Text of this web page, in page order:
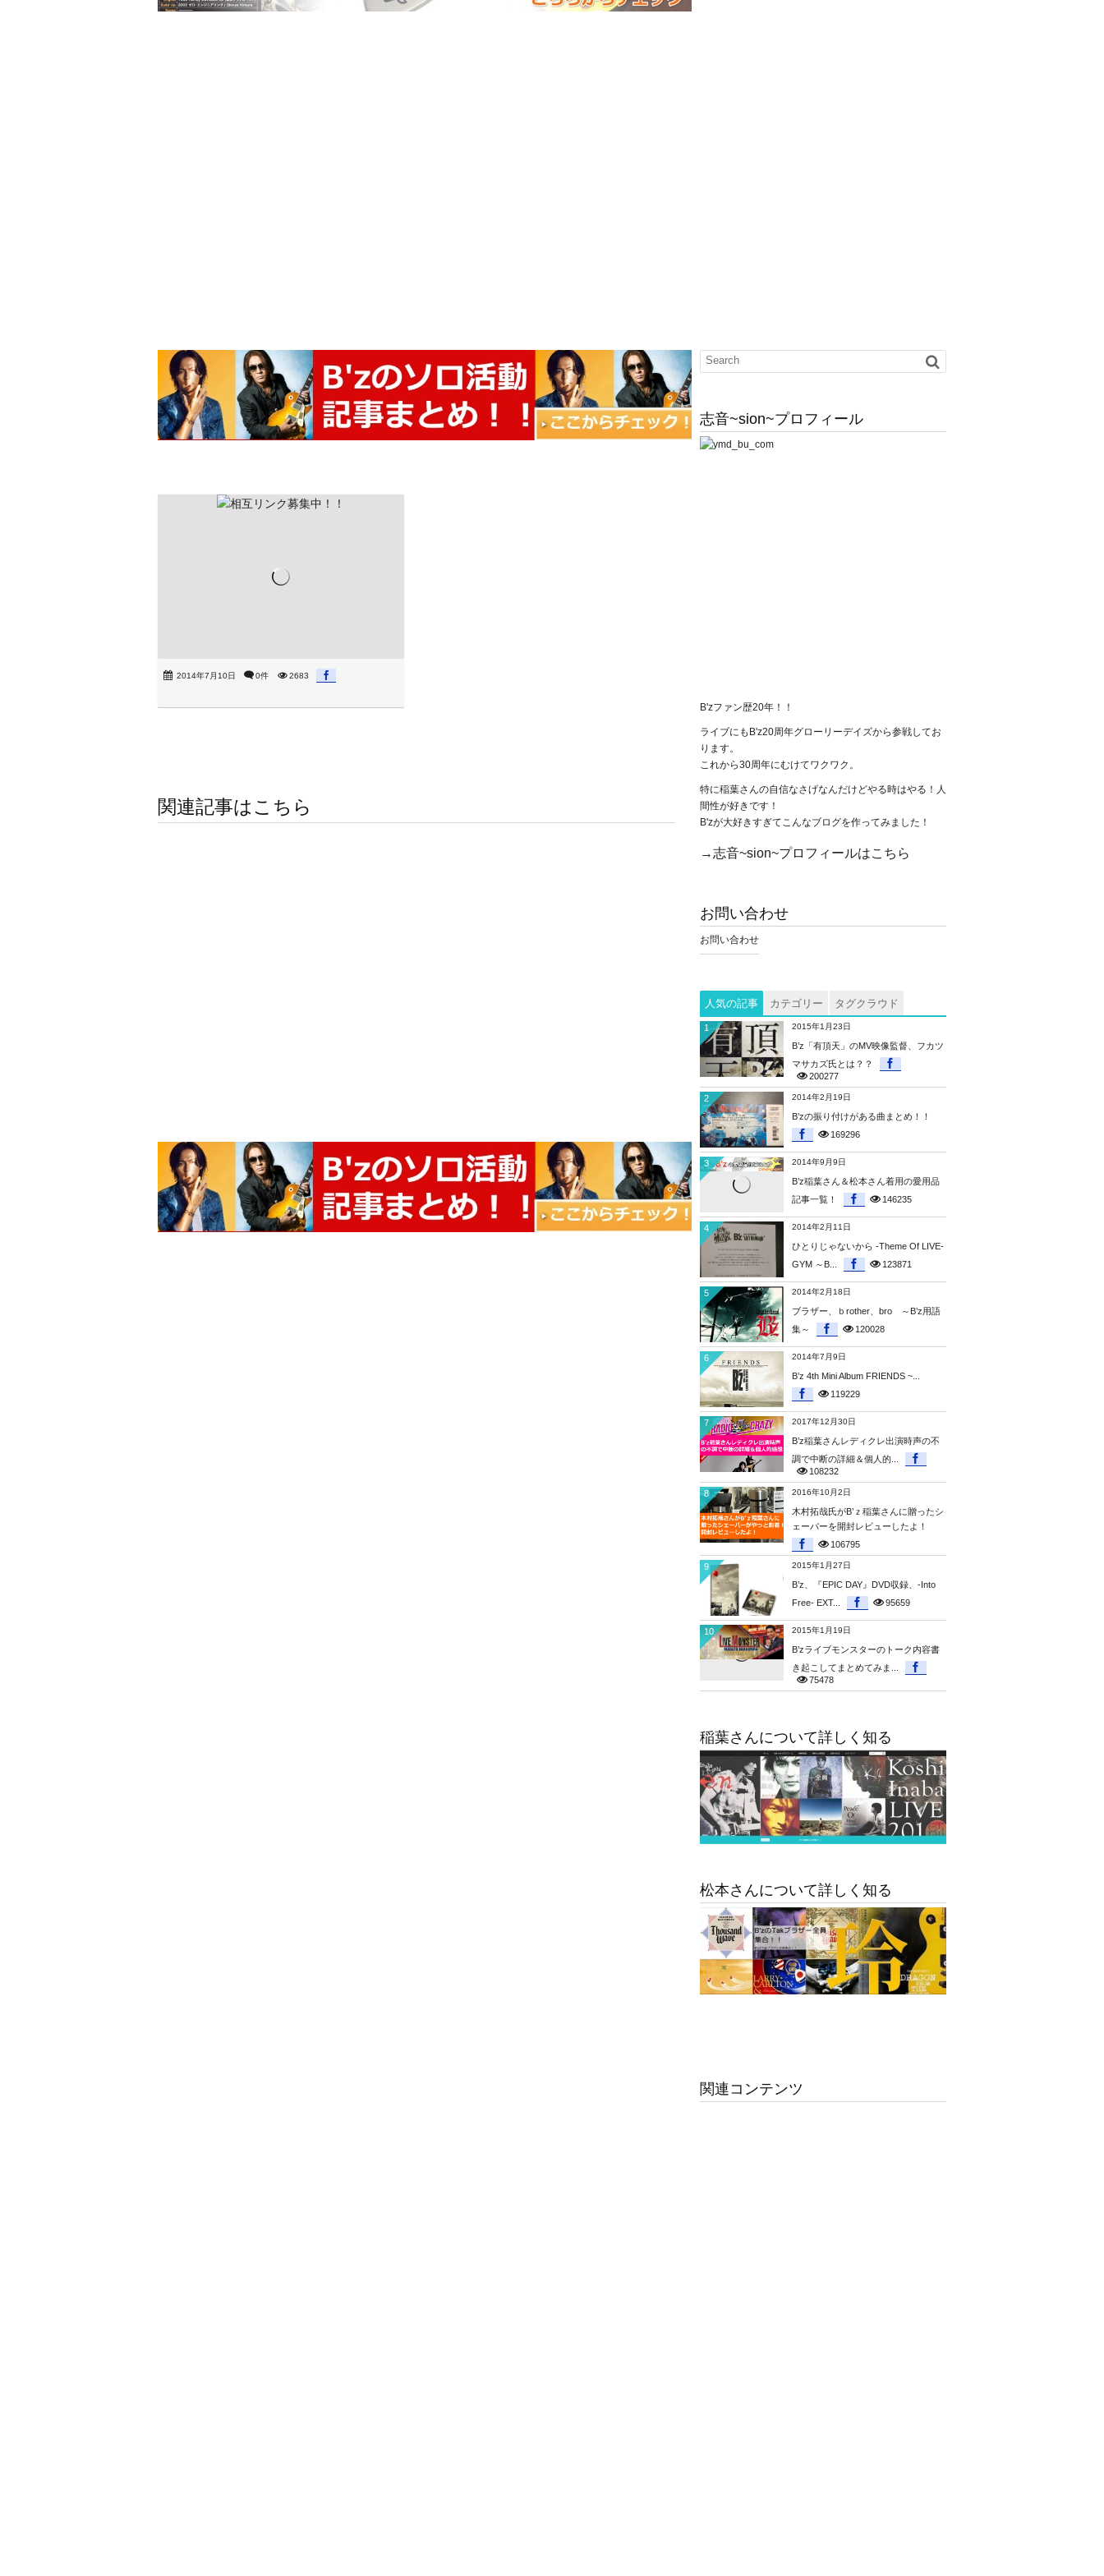
2014年7月10日 0件 2683
関連記事はこちら
志音~sion~プロフィール
B'zファン歴20年！！
ライブにもB'z20周年グローリーデイズから参戦してお
ります。
これから30周年にむけてワクワク。
特に稲葉さんの自信なさげなんだけどやる時はやる！人
間性が好きです！
B'zが大好きすぎてこんなブログを作ってみました！
→志音~sion~プロフィールはこちら
お問い合わせ
お問い合わせ
人気の記事 カテゴリー タグクラウド
2015年1月23日
B’z「有頂天」のMV映像監督、フカツ
マサカズ氏とは？？
200277
1
2014年2月19日
B’zの振り付けがある曲まとめ！！
169296
2
2014年9月9日
B’z稲葉さん＆松本さん着用の愛用品
記事一覧！
146235
3
2014年2月11日
ひとりじゃないから -Theme Of LIVE-
GYM ～B...
123871
4
2014年2月18日
ブラザー、ｂrother、bro ～B’z用語
集～
120028
5
2014年7月9日
B’z 4th Mini Album FRIENDS ~...
119229
6
2017年12月30日
B’z稲葉さんレディクレ出演時声の不
調で中断の詳細＆個人的...
108232
7
2016年10月2日
木村拓哉氏がB’ｚ稲葉さんに贈ったシ
ェーバーを開封レビューしたよ！
106795
8
2015年1月27日
B’z、『EPIC DAY』DVD収録、-Into
Free- EXT...
95659
9
2015年1月19日
B’zライブモンスターのトーク内容書
き起こしてまとめてみま...
75478
10
稲葉さんについて詳しく知る
松本さんについて詳しく知る
関連コンテンツ